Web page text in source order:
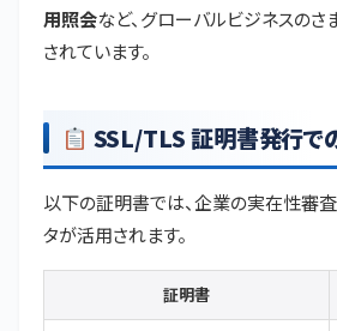
用照会など、グローバルビジネスの
されています。
SSL/TLS 証明書発行で
以下の証明書では、企業の実在性審
タが活用されます。
証明書